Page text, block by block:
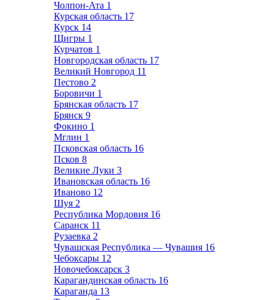
Чолпон-Ата 1
Курская область 17
Курск 14
Щигры 1
Курчатов 1
Новгородская область 17
Великий Новгород 11
Пестово 2
Боровичи 1
Брянская область 17
Брянск 9
Фокино 1
Мглин 1
Псковская область 16
Псков 8
Великие Луки 3
Ивановская область 16
Иваново 12
Шуя 2
Республика Мордовия 16
Саранск 11
Рузаевка 2
Чувашская Республика — Чувашия 16
Чебоксары 12
Новочебоксарск 3
Карагандинская область 16
Караганда 13